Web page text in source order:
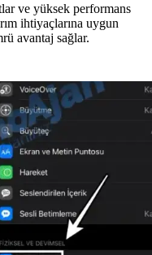
ve yüksek performans
ihtiyaçlarına uygun
avantaj sağlar.